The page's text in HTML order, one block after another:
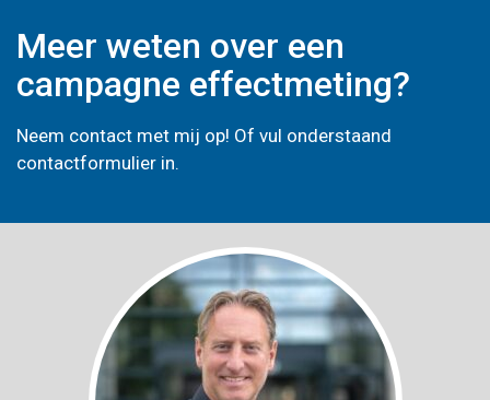
Meer weten over een
campagne effectmeting?
Neem contact met mij op! Of vul onderstaand
contactformulier in.